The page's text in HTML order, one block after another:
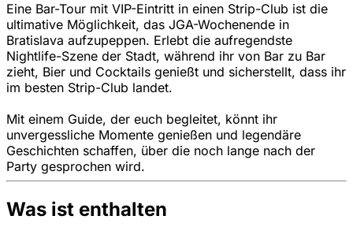
Eine Bar-Tour mit VIP-Eintritt in einen Strip-Club ist die
ultimative Möglichkeit, das JGA-Wochenende in
Bratislava aufzupeppen. Erlebt die aufregendste
Nightlife-Szene der Stadt, während ihr von Bar zu Bar
zieht, Bier und Cocktails genießt und sicherstellt, dass ihr
im besten Strip-Club landet.
Mit einem Guide, der euch begleitet, könnt ihr
unvergessliche Momente genießen und legendäre
Geschichten schaffen, über die noch lange nach der
Party gesprochen wird.
Was ist enthalten